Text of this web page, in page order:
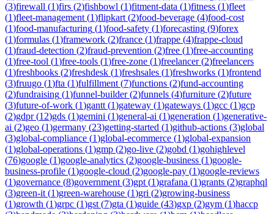
(3)firewall (1)firs (2)fishbowl (1)fitment-data (1)fitness (1)fleet
(1)fleet-management (1)flipkart (2)food-beverage (4)food-cost
(1)food-manufacturing (1)food-safety (1)forecasting (9)forex
(1)formulas (1)framework (2)france (1)frappe (4)frappe-cloud
(1)fraud-detection (2)fraud-prevention (2)free (1)free-accounting
(1)free-tool (1)free-tools (1)free-zone (1)freelancer(2)freelancers
(1)freshbooks (2)freshdesk (1)freshsales (1)freshworks (1)frontend
(3)fruugo (1)fta (1)fulfillment (7)functions (2)fund-accounting
(2)fundraising (1)funnel-builder(2)funnels (4)furniture (2)future
(3)future-of-work (1)gantt (1)gateway (1)gateways (1)gcc (1)gcp
(2)gdpr(12)gds (1)gemini (1)general-ai (1)generation (1)generative-
ai (2)geo (1)germany (23)getting-started (1)github-actions (3)global
(3)global-compliance (1)global-ecommerce (1)global-expansion
(1)global-operations (1)gmp (2)go-live (2)gobd (1)gohighlevel
(76)google (1)google-analytics (2)google-business (1)google-
business-profile (1)google-cloud (2)google-pay (1)google-reviews
(1)governance (8)government (3)gpt (1)grafana (1)grants (2)graphql
(3)green-it (1)green-warehouse (1)gri (2)growing-business
(1)growth (1)grpc (1)gst (7)gta (1)guide (43)gxp (2)gym (1)haccp